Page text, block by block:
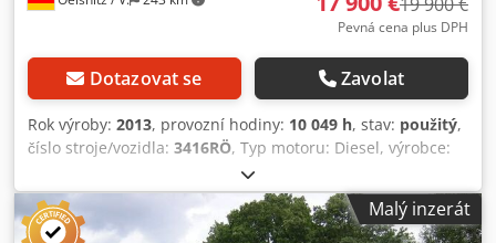
Pevná cena plus DPH
Dotazovat se Zavolat
Rok výroby: 2013, provozní hodiny: 10 049 h, stav: použitý,
číslo stroje/vozidla: 3416RÖ, Typ motoru: Diesel, výrobce:
Mercedes-Benz Dkedpfx Aiozcbpks Nor
Malý inzerát